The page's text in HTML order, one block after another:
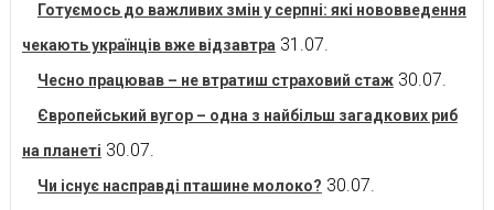
Готуємось до важливих змін у серпні: які нововведення
чекають українців вже відзавтра 31.07.
Чесно працював – не втратиш страховий стаж 30.07.
Європейський вугор – одна з найбільш загадкових риб
на планеті 30.07.
Чи існує насправді пташине молоко? 30.07.